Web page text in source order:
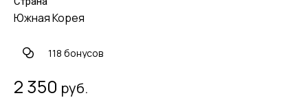
Южная Корея
118 бонусов
2 350 руб.